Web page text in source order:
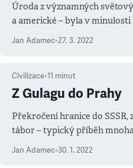
Úroda z významných
a americké – byla v
který je pomáhal rozhodnout
Jan Adamec•27. 3. 2022
Civilizace•11 minut
Z Gulagu do Prahy
Překročení hranice do
tábor – typický příběh
bojovat proti Hitlerovi. Před
Jan Adamec•30. 1. 2022